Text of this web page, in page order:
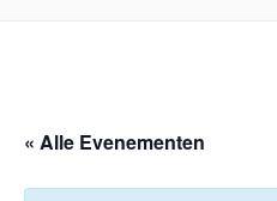
« Alle Evenementen